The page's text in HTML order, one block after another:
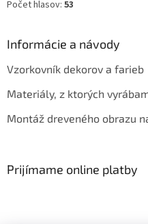
Počet hlasov: 53
Informácie a návody
Vzorkovník dekorov a farieb
Materiály, z ktorých
Montáž dreveného obrazu
Prijímame online platby